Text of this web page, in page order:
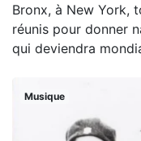
Bronx, à New York,
réunis pour donner
qui deviendra
Musique